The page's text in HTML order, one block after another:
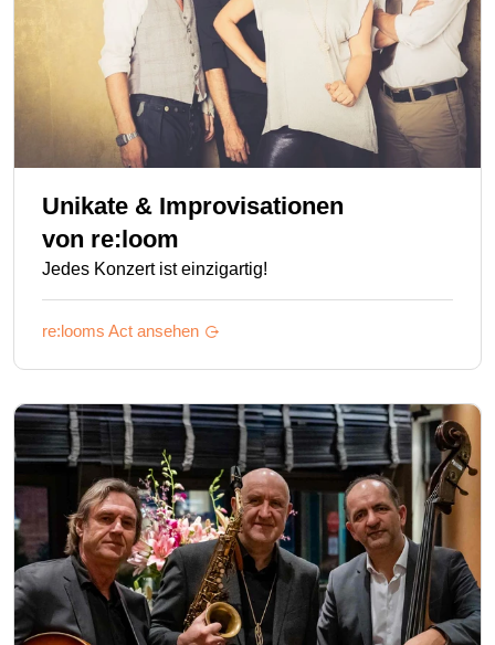
Unikate & Improvisationen
von re:loom
Jedes Konzert ist einzigartig!
re:looms Act ansehen